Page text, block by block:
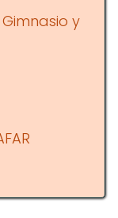
Gimnasio y